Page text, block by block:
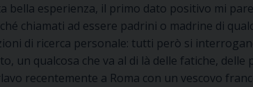
bella esperienza, il primo dato positivo mi
chiamati ad essere padrini o madrine di
di ricerca personale: tutti però si
un qualcosa che va al di là delle fatiche,
recentemente a Roma con un vescovo